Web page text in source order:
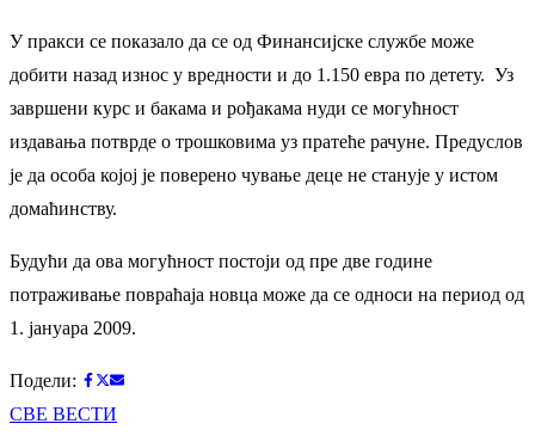
У пракси се показало да се од Финансијске службе може
добити назад износ у вредности и до 1.150 евра по детету. Уз
завршени курс и бакама и рођакама нуди се могућност
издавања потврде о трошковима уз пратеће рачуне. Предуслов
је да особа којој је поверено чување деце не станује у истом
домаћинству.
Будући да ова могућност постоји од пре две године
потраживање повраћаја новца може да се односи на период од
1. јануара 2009.
Подели:
СВЕ ВЕСТИ